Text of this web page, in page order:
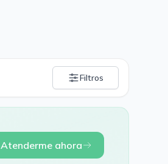
Filtros
Atenderme ahora